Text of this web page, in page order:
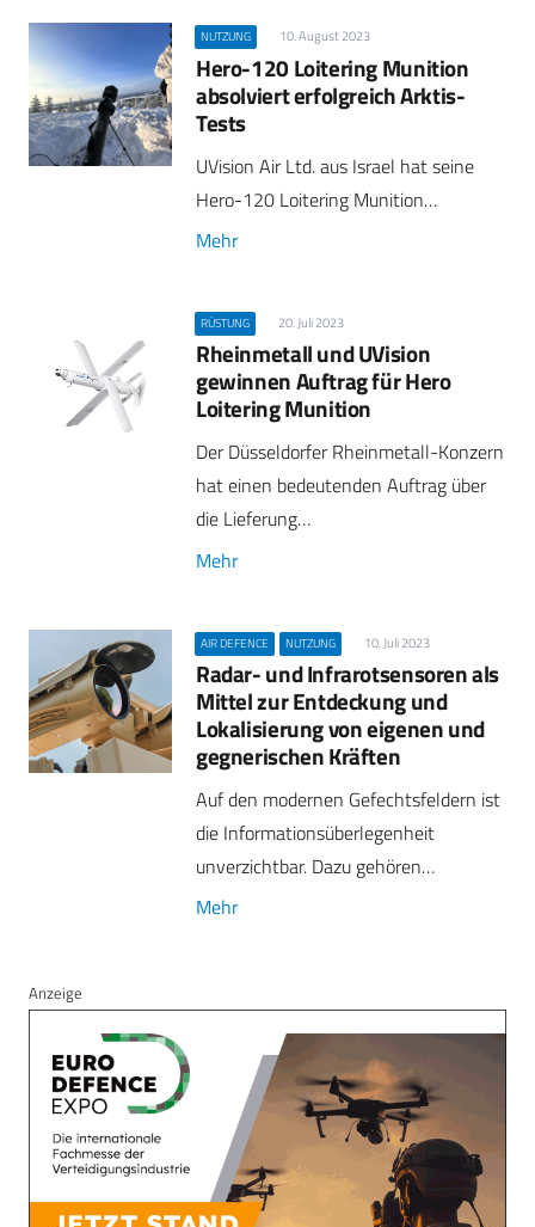
NUTZUNG 10. August 2023
Hero-120 Loitering Munition
absolviert erfolgreich Arktis-
Tests
UVision Air Ltd. aus Israel hat seine
Hero-120 Loitering Munition…
Mehr
RÜSTUNG 20. Juli 2023
Rheinmetall und UVision
gewinnen Auftrag für Hero
Loitering Munition
Der Düsseldorfer Rheinmetall-Konzern
hat einen bedeutenden Auftrag über
die Lieferung…
Mehr
AIR DEFENCE NUTZUNG 10. Juli 2023
Radar- und Infrarotsensoren als
Mittel zur Entdeckung und
Lokalisierung von eigenen und
gegnerischen Kräften
Auf den modernen Gefechtsfeldern ist
die Informationsüberlegenheit
unverzichtbar. Dazu gehören…
Mehr
Anzeige